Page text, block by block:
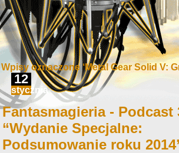
Wpisy oznaczone ‘Metal Gear Solid V:
12
stycznia
Fantasmagieria - Podcast
“Wydanie Specjalne:
Podsumowanie roku